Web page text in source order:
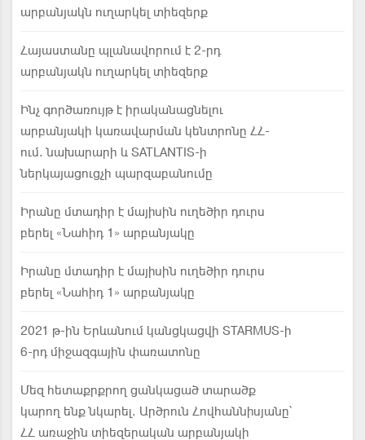
արբանյակն ուղարկել տիեզերք
Հայաստանը պլանավորում է 2-րդ
արբանյակն ուղարկել տիեզերք
Ինչ գործառույթ է իրականացնելու
արբանյակի կառավարման կենտրոնը ՀՀ-
ում. նախարարի և SATLANTIS-ի
ներկայացուցչի պարզաբանումը
Իրանը մտադիր է մայիսին ուղեծիր դուրս
բերել «Նահիդ 1» արբանյակը
Իրանը մտադիր է մայիսին ուղեծիր դուրս
բերել «Նահիդ 1» արբանյակը
2021 թ-ին Երևանում կանցկացվի STARMUS-ի
6-րդ միջազգային փառատոնը
Մեզ հետաքրքրող ցանկացած տարածք
կարող ենք նկարել. Արծրուն Հովհաննիսյանը՝
ՀՀ առաջին տիեզերական արբանյակի